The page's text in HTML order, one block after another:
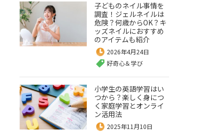
子どものネイル事情を
調査！ジェルネイルは
危険？何歳からOK？キ
ッズネイルにおすすめ
のアイテムも紹介
2026年4月24日
好奇心＆学び
小学生の英語学習はい
つから？楽しく身につ
く家庭学習とオンライ
ン活用法
2025年11月10日